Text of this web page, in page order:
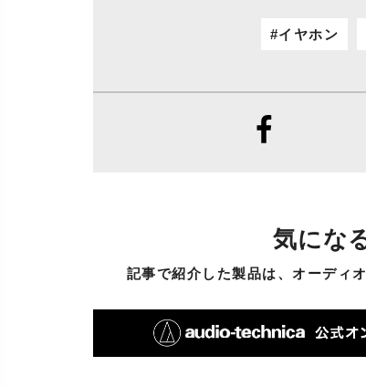
イヤホン
気にな
記事で紹介した製品は、オーディ